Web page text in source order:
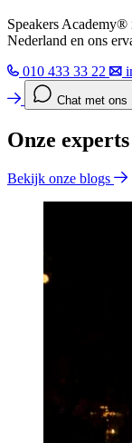
Speakers Academy®
Nederland en ons
010 433 33 22
Chat met ons
Onze
Bekijk onze blogs